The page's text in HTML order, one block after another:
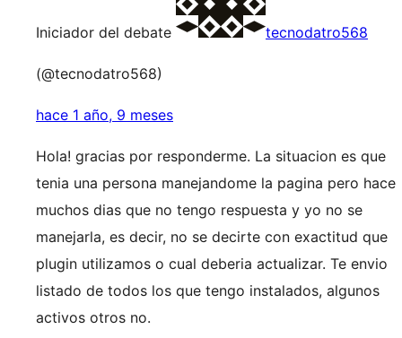
Iniciador del debate tecnodatro568
(@tecnodatro568)
hace 1 año, 9 meses
Hola! gracias por responderme. La situacion es que
tenia una persona manejandome la pagina pero hace
muchos dias que no tengo respuesta y yo no se
manejarla, es decir, no se decirte con exactitud que
plugin utilizamos o cual deberia actualizar. Te envio
listado de todos los que tengo instalados, algunos
activos otros no.